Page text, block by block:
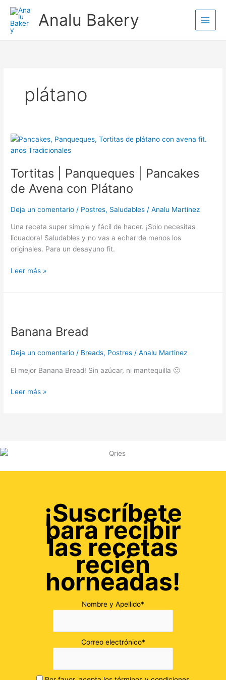
contenido
Analu Bakery
plátano
Tortitas | Panqueques | Pancakes
de Avena con Plátano
Deja un comentario / Postres, Saludables /Analu Martinez
Una receta super simple y fácil de hacer. ¡Solo necesitas
licuadora! Saludables y no vas a echar de menos los
originales. Para un desayuno fit.
Tortitas
|
|
Pancakes
de
Avena
Plátano
Leer más »
Banana Bread
Deja un comentario / Breads, Postres /Analu Martinez
El mejor Banana Bread! Sin azúcar, ni mantequilla 🙂
Leer más »
¡Suscríbete
para recibir
las recetas
recién
horneadas!
Nombre y Apellido*
Correo electrónico*